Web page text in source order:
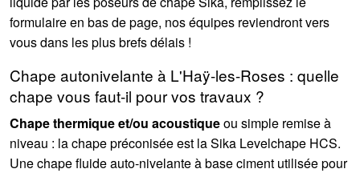
formulaire en bas de page, nos équipes reviendront vers
vous dans les plus brefs délais !
Chape autonivelante à L'Haÿ-les-Roses : quelle
chape vous faut-il pour vos travaux ?
Chape thermique et/ou acoustiqueou simple remise à
niveau : la chape préconisée est la Sika Levelchape HCS.
Une chape fluide auto-nivelante à base ciment utilisée pour